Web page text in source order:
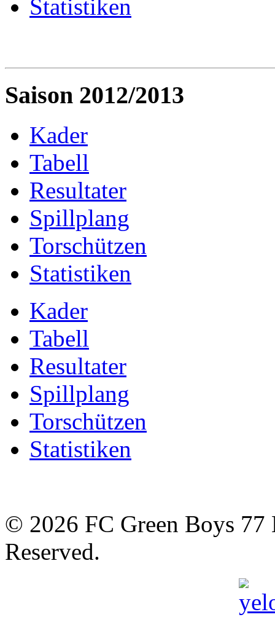
Statistiken
Saison 2012/2013
Kader
Tabell
Resultater
Spillplang
Torschützen
Statistiken
Kader
Tabell
Resultater
Spillplang
Torschützen
Statistiken
© 2026 FC Green Boys 77
Reserved.